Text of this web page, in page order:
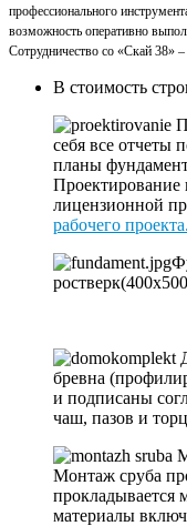
профессионального
возможность оперативно
Сотрудничество со «Скай 38»
В стоимость
себя все отчеты
планы
Проектирование
лицензионной
рабочего проекта.
бревна
и подписаны
чаш, пазов и
Монтаж сруба
прокладывается
материалы